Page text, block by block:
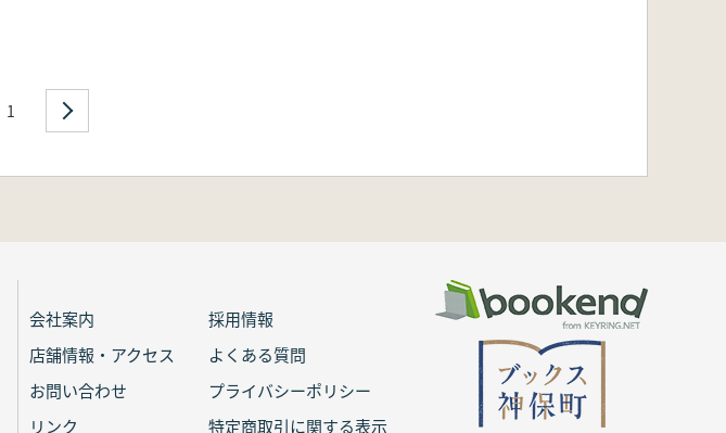
1
会社案内
採用情報
店舗情報・アクセス
よくある質問
お問い合わせ
プライバシーポリシー
リンク
特定商取引に関する表示